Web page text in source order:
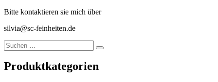
Bitte kontaktieren sie mich über
silvia@sc-feinheiten.de
Suche
nach:
Suchen
Produktkategorien